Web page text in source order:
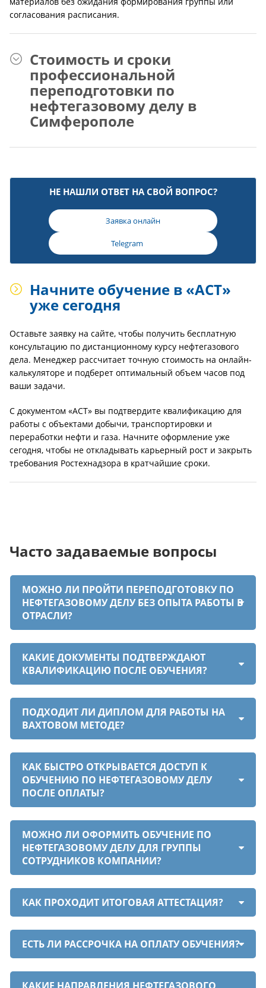
согласования расписания.
Стоимость и сроки
профессиональной
переподготовки по
нефтегазовому делу в
Симферополе
НЕ НАШЛИ ОТВЕТ НА СВОЙ ВОПРОС?
Заявка онлайн
Telegram
Начните обучение в «АСТ»
уже сегодня
Оставьте заявку на сайте, чтобы получить бесплатную
консультацию по дистанционному курсу нефтегазового
дела. Менеджер рассчитает точную стоимость на онлайн-
калькуляторе и подберет оптимальный объем часов под
ваши задачи.
С документом «АСТ» вы подтвердите квалификацию для
работы с объектами добычи, транспортировки и
переработки нефти и газа. Начните оформление уже
сегодня, чтобы не откладывать карьерный рост и закрыть
требования Ростехнадзора в кратчайшие сроки.
Часто задаваемые вопросы
МОЖНО ЛИ ПРОЙТИ ПЕРЕПОДГОТОВКУ ПО
НЕФТЕГАЗОВОМУ ДЕЛУ БЕЗ ОПЫТА РАБОТЫ В
ОТРАСЛИ?
КАКИЕ ДОКУМЕНТЫ ПОДТВЕРЖДАЮТ
КВАЛИФИКАЦИЮ ПОСЛЕ ОБУЧЕНИЯ?
ПОДХОДИТ ЛИ ДИПЛОМ ДЛЯ РАБОТЫ НА
ВАХТОВОМ МЕТОДЕ?
КАК БЫСТРО ОТКРЫВАЕТСЯ ДОСТУП К
ОБУЧЕНИЮ ПО НЕФТЕГАЗОВОМУ ДЕЛУ
ПОСЛЕ ОПЛАТЫ?
МОЖНО ЛИ ОФОРМИТЬ ОБУЧЕНИЕ ПО
НЕФТЕГАЗОВОМУ ДЕЛУ ДЛЯ ГРУППЫ
СОТРУДНИКОВ КОМПАНИИ?
КАК ПРОХОДИТ ИТОГОВАЯ АТТЕСТАЦИЯ?
ЕСТЬ ЛИ РАССРОЧКА НА ОПЛАТУ ОБУЧЕНИЯ?